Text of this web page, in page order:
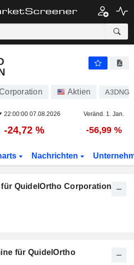
Aktien A3DNGX
22:00:00 07.08.2026 Veränd. 1. Jan.
-24,72 % -56,99 %
Nachrichten
QuidelOrtho Corporation
für QuidelOrtho